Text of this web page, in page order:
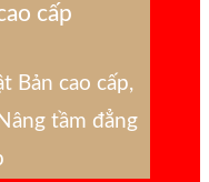
cấp
Bản cao cấp,
tầm đẳng